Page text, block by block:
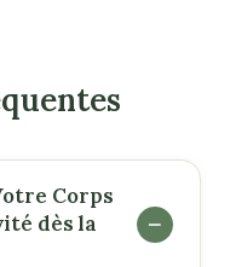
Corps
dès la